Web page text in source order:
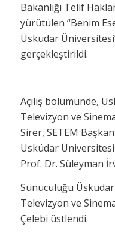
Bakanlığı Telif
yürütülen “Benim
Üsküdar
gerçekleştirildi.
Açılış bölümünde,
Televizyon ve
Sirer, SETEM
Üsküdar
Prof. Dr. Süleyman
Sunuculuğu
Televizyon ve
Çelebi üstlendi.